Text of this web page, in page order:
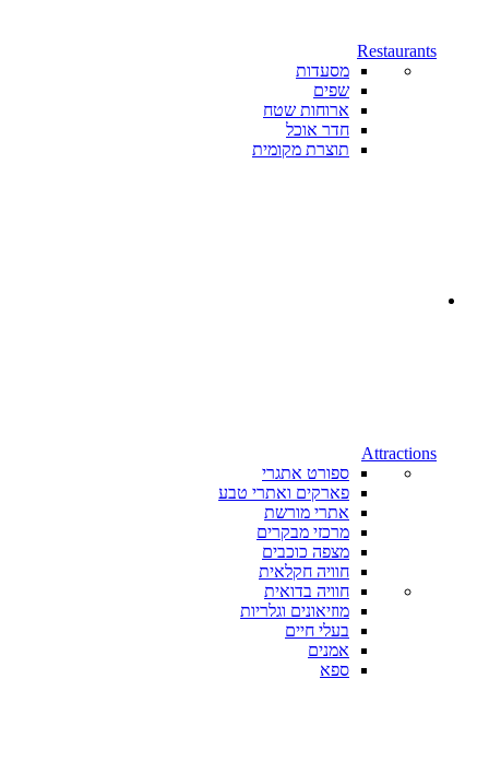
Restaurants
מסעדות
שפים
ארוחות שטח
חדר אוכל
תוצרת מקומית
Attractions
ספורט אתגרי
פארקים ואתרי טבע
אתרי מורשת
מרכזי מבקרים
מצפה כוכבים
חוויה חקלאית
חוויה בדואית
מוזיאונים וגלריות
בעלי חיים
אמנים
ספא